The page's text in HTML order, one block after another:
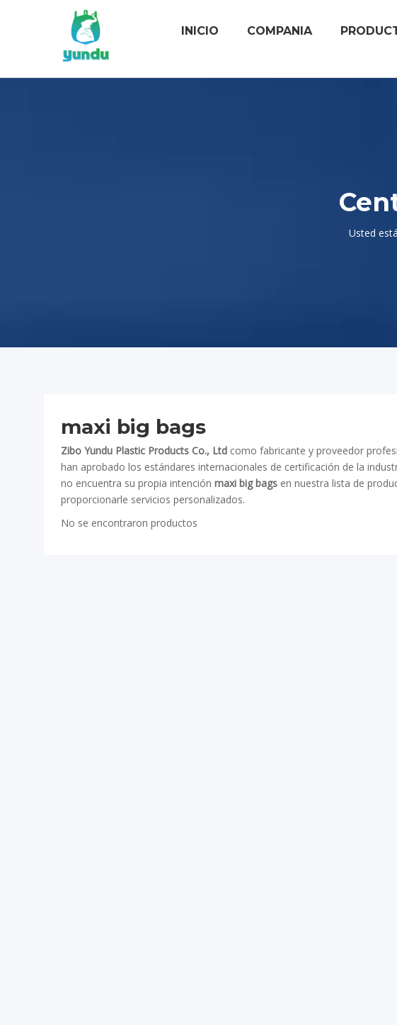
INICIO COMPANIA
Usted
maxi big bags
Zibo Yundu Plastic Products Co., Ltd como fabricante y proveedor
han aprobado los estándares internacionales de certificación de la
no encuentra su propia intención maxi big bags en nuestra lista de
proporcionarle servicios personalizados.
No se encontraron productos